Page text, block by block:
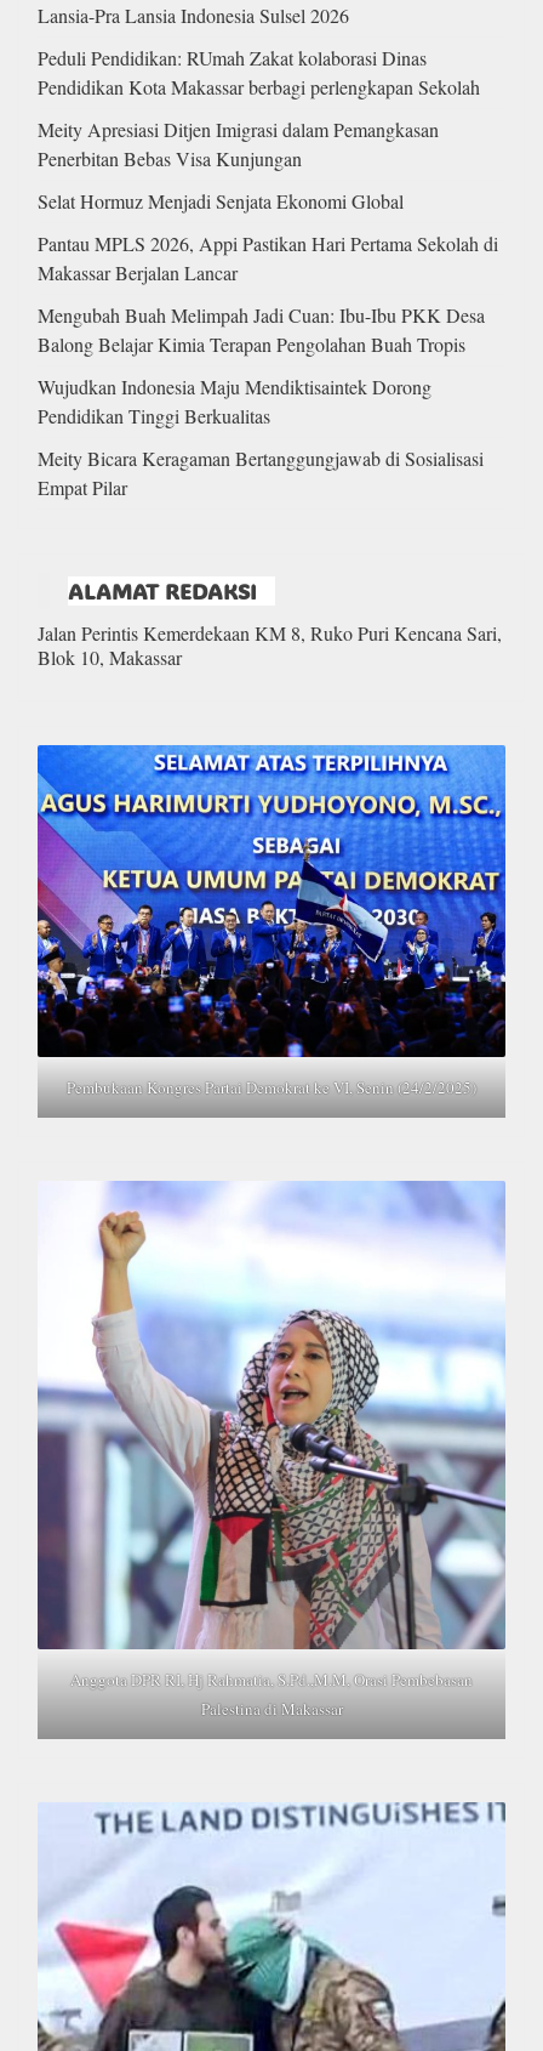
Lansia-Pra Lansia Indonesia Sulsel 2026
Peduli Pendidikan: RUmah Zakat kolaborasi Dinas
Pendidikan Kota Makassar berbagi perlengkapan Sekolah
Meity Apresiasi Ditjen Imigrasi dalam Pemangkasan
Penerbitan Bebas Visa Kunjungan
Selat Hormuz Menjadi Senjata Ekonomi Global
Pantau MPLS 2026, Appi Pastikan Hari Pertama Sekolah di
Makassar Berjalan Lancar
Mengubah Buah Melimpah Jadi Cuan: Ibu-Ibu PKK Desa
Balong Belajar Kimia Terapan Pengolahan Buah Tropis
Wujudkan Indonesia Maju Mendiktisaintek Dorong
Pendidikan Tinggi Berkualitas
Meity Bicara Keragaman Bertanggungjawab di Sosialisasi
Empat Pilar
ALAMAT REDAKSI
Jalan Perintis Kemerdekaan KM 8, Ruko Puri Kencana Sari,
Blok 10, Makassar
Pembukaan Kongres Partai Demokrat ke VI, Senin (24/2/2025)
Anggota DPR RI, Hj Rahmatia, S.Pd.,M.M, Orasi Pembebasan
Palestina di Makassar